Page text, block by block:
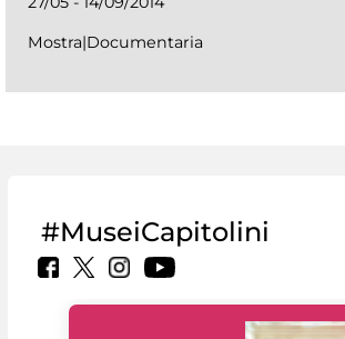
Mostra|Documentaria
#MuseiCapitolini